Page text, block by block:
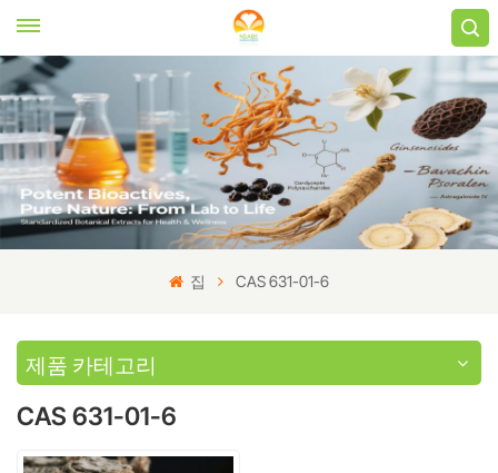
집 CAS 631-01-6
제품 카테고리
CAS 631-01-6